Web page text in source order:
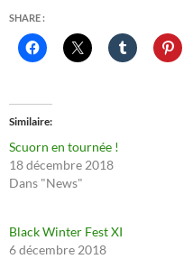
SHARE :
Similaire
Scuorn en tournée !
18 décembre 2018
Dans "News"
Black Winter Fest XI
6 décembre 2018